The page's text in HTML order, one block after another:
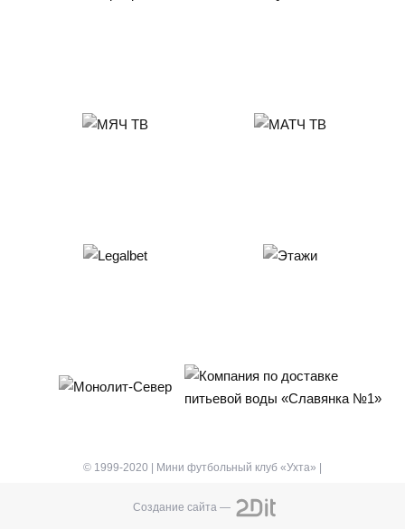
© 1999-2020 | Мини футбольный клуб «Ухта» |
Создание сайта —